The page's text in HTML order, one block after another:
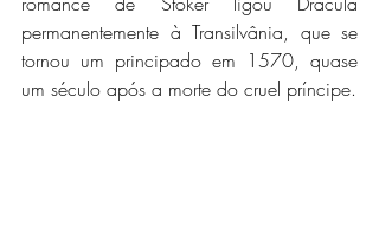
permanentemente à Transilvânia, que se
tornou um principado em 1570, quase
um século após a morte do cruel príncipe.